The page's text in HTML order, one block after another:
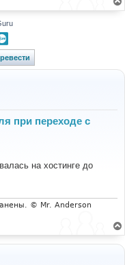
при переходе с
на хостинге до
© Mr. Anderson